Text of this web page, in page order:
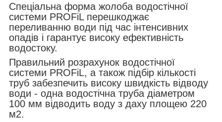
Спеціальна форма жолоба водостічної
системи PROFiL перешкоджає
переливанню води під час інтенсивних
опадів і гарантує високу ефективність
водостоку.
Правильний розрахунок водостічної
системи PROFiL, а також підбір кількості
труб забезпечить високу швидкість відводу
води - одна водостічна труба діаметром
100 мм відводить воду з даху площею 220
м2.